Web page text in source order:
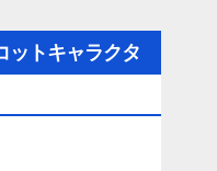
ットキャラクタ